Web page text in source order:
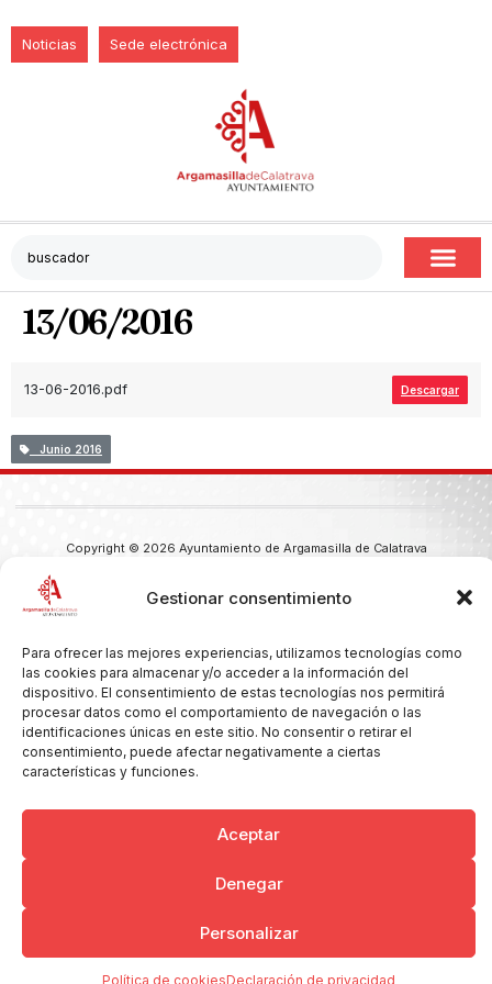
Gestionar consentimiento
Para ofrecer las mejores experiencias, utilizamos tecnologías como
las cookies para almacenar y/o acceder a la información del
dispositivo. El consentimiento de estas tecnologías nos permitirá
procesar datos como el comportamiento de navegación o las
identificaciones únicas en este sitio. No consentir o retirar el
consentimiento, puede afectar negativamente a ciertas
características y funciones.
Aceptar
Denegar
Personalizar
Política de cookiesDeclaración de privacidad
Noticias Sede electrónica
13/06/2016
13-06-2016.pdf Descargar
Junio 2016
Copyright © 2026 Ayuntamiento de Argamasilla de Calatrava